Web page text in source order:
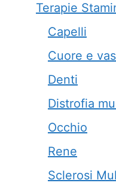
Terapie
Capelli
Cuore e
Denti
Distrofia
Occhio
Rene
Sclerosi